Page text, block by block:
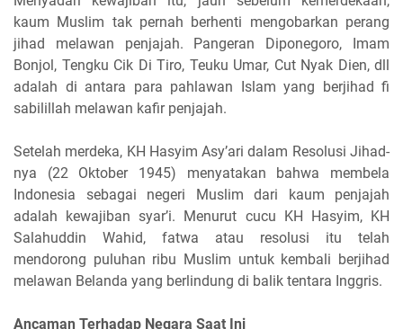
kaum Muslim tak pernah berhenti mengobarkan perang
jihad melawan penjajah. Pangeran Diponegoro, Imam
Bonjol, Tengku Cik Di Tiro, Teuku Umar, Cut Nyak Dien, dll
adalah di antara para pahlawan Islam yang berjihad fi
sabilillah melawan kafir penjajah.
Setelah merdeka, KH Hasyim Asy’ari dalam Resolusi Jihad-
nya (22 Oktober 1945) menyatakan bahwa membela
Indonesia sebagai negeri Muslim dari kaum penjajah
adalah kewajiban syar’i. Menurut cucu KH Hasyim, KH
Salahuddin Wahid, fatwa atau resolusi itu telah
mendorong puluhan ribu Muslim untuk kembali berjihad
melawan Belanda yang berlindung di balik tentara Inggris.
Ancaman Terhadap Negara Saat Ini